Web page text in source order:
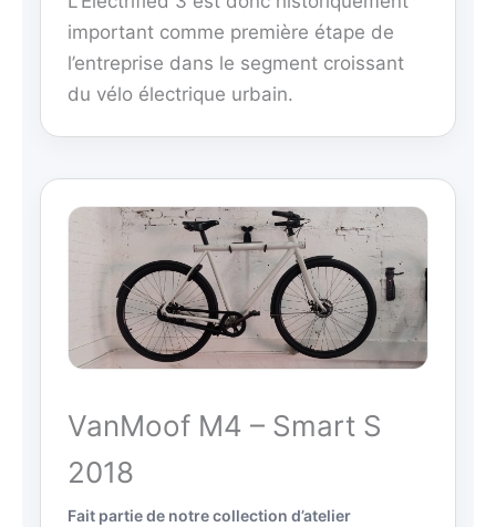
important comme première étape de
l’entreprise dans le segment croissant
du vélo électrique urbain.
VanMoof M4 – Smart S
2018
Fait partie de notre collection d’atelier